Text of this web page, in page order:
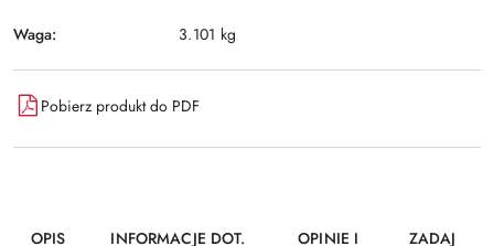
Waga: 3.101 kg
Pobierz produkt do PDF
OPIS
INFORMACJE DOT.
OPINIE I
ZADAJ